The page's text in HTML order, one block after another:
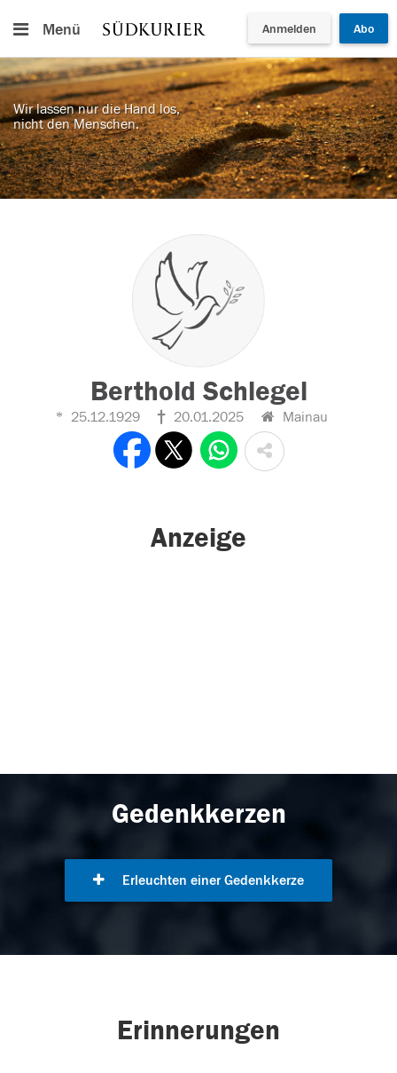
Menü Anmelden Abo
Wir lassen nur die Hand los,
nicht den Menschen.
Berthold Schlegel
25.12.1929 20.01.2025 Mainau
Anzeige
Gedenkkerzen
Erleuchten einer Gedenkkerze
Erinnerungen